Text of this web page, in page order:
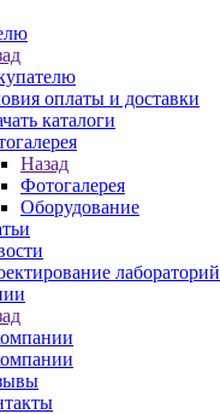
оплаты и доставки
каталоги
Назад
Фотогалерея
Оборудование
лабораторий